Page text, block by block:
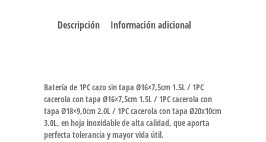
Descripción Información adicional
Batería de 1PC cazo sin tapa Ø16×7,5cm 1.5L / 1PC
cacerola con tapa Ø16×7,5cm 1.5L / 1PC cacerola con
tapa Ø18×9,0cm 2.0L / 1PC cacerola con tapa Ø20x10cm
3.0L, en hoja inoxidable de alta calidad, que aporta
perfecta tolerancia y mayor vida útil.